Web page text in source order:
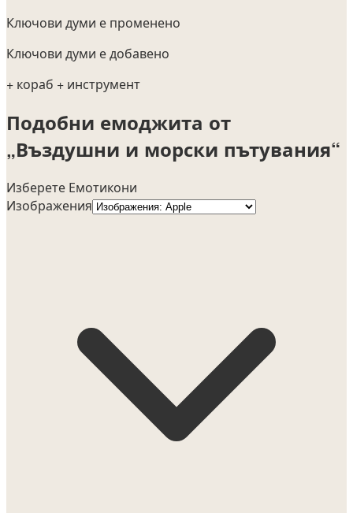
Ключови думи е променено
Ключови думи е добавено
+ кораб + инструмент
Подобни емоджита от
„Въздушни и морски пътувания“
Изберете Емотикони
Изображения